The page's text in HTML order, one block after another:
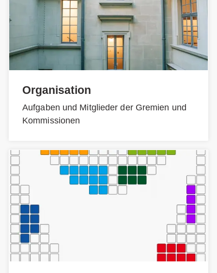
Organisation
Aufgaben und Mitglieder der Gremien und
Kommissionen